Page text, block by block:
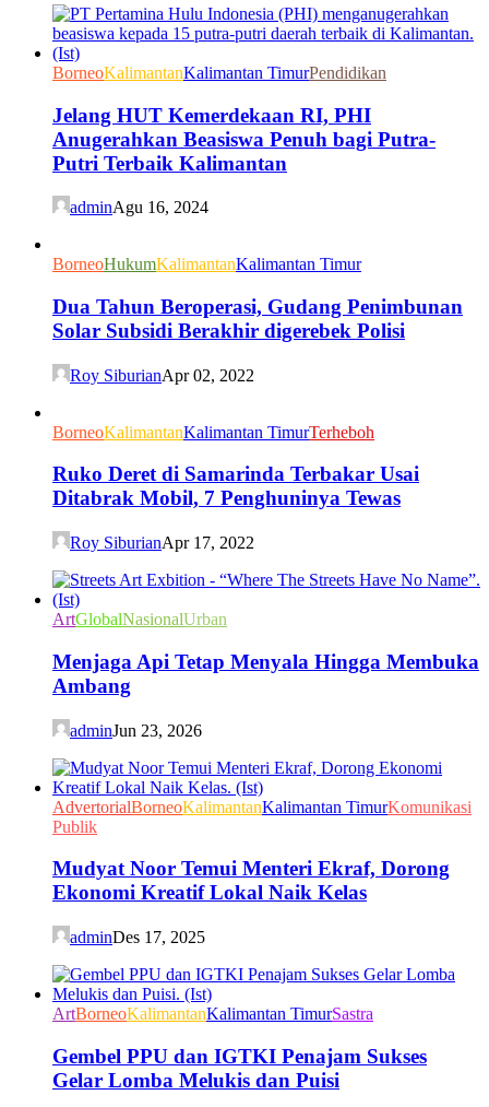
BorneoKalimantanKalimantan TimurPendidikan
Jelang HUT Kemerdekaan RI, PHI
Anugerahkan Beasiswa Penuh bagi Putra-
Putri Terbaik Kalimantan
adminAgu 16, 2024
BorneoHukumKalimantanKalimantan Timur
Dua Tahun Beroperasi, Gudang Penimbunan
Solar Subsidi Berakhir digerebek Polisi
Roy SiburianApr 02, 2022
BorneoKalimantanKalimantan TimurTerheboh
Ruko Deret di Samarinda Terbakar Usai
Ditabrak Mobil, 7 Penghuninya Tewas
Roy SiburianApr 17, 2022
ArtGlobalNasionalUrban
Menjaga Api Tetap Menyala Hingga Membuka
Ambang
adminJun 23, 2026
AdvertorialBorneoKalimantanKalimantan TimurKomunikasi
Publik
Mudyat Noor Temui Menteri Ekraf, Dorong
Ekonomi Kreatif Lokal Naik Kelas
adminDes 17, 2025
ArtBorneoKalimantanKalimantan TimurSastra
Gembel PPU dan IGTKI Penajam Sukses
Gelar Lomba Melukis dan Puisi